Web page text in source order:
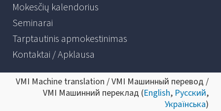
Mokesčių kalendorius
Seminarai
Tarptautinis apmokestinimas
Kontaktai / Apklausa
VMI Machine translation / VMI Машинный перевод /
VMI Машинний переклад (English, Русский,
Українська)